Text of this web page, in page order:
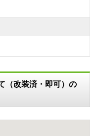
（改装済・即可）の